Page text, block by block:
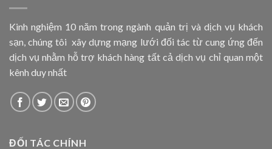
Kinh nghiệm 10 năm trong ngành quản trị và dịch vụ khách
sạn, chúng tôi xây dựng mạng lưới đối tác từ cung ứng đến
dịch vụ nhằm hỗ trợ khách hàng tất cả dịch vụ chỉ quan một
kênh duy nhất
ĐỐI TÁC CHÍNH